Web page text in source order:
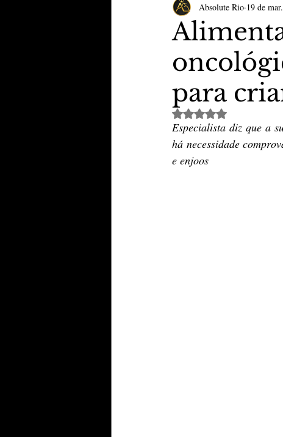
Gastronomia & Turismo
TheVipClubBusiness
Educação & Tecnologia
para
Absolute Rio 19 de
Avaliado com NaN de 5
Especialista diz que a
há necessidade
e enjoos